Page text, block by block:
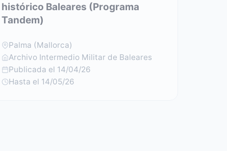
histórico Baleares (Programa
Tandem)
Palma (Mallorca)
Archivo Intermedio Militar de Baleares
Publicada el 14/04/26
Hasta el 14/05/26